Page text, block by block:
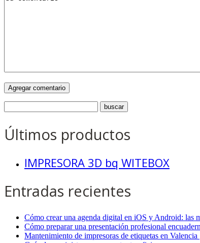
Últimos productos
IMPRESORA 3D bq WITEBOX
Entradas recientes
Cómo crear una agenda digital en iOS y Android: las
Cómo preparar una presentación profesional
Mantenimiento de impresoras de etiquetas en Valencia